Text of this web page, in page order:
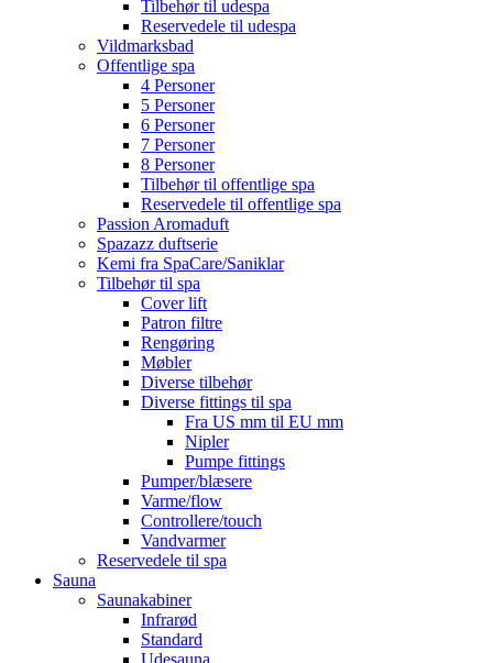
Tilbehør til udespa
Reservedele til udespa
Vildmarksbad
Offentlige spa
4 Personer
5 Personer
6 Personer
7 Personer
8 Personer
Tilbehør til offentlige spa
Reservedele til offentlige spa
Passion Aromaduft
Spazazz duftserie
Kemi fra SpaCare/Saniklar
Tilbehør til spa
Cover lift
Patron filtre
Rengøring
Møbler
Diverse tilbehør
Diverse fittings til spa
Fra US mm til EU mm
Nipler
Pumpe fittings
Pumper/blæsere
Varme/flow
Controllere/touch
Vandvarmer
Reservedele til spa
Sauna
Saunakabiner
Infrarød
Standard
Udesauna